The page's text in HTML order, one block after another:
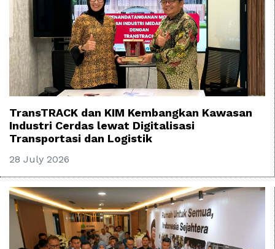
TransTRACK dan KIM Kembangkan Kawasan
Industri Cerdas lewat Digitalisasi
Transportasi dan Logistik
28 July 2026